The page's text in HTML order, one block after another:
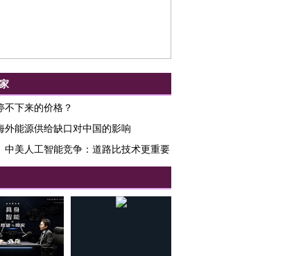
不下来的价格？
外能源供给缺口对中国的影响
中美人工智能竞争：道路比技术更重要